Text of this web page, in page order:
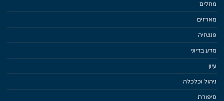
מוזלים
מארזים
פנטזיה
מדע בדיוני
עיון
ניהול וכלכלה
סיפורת